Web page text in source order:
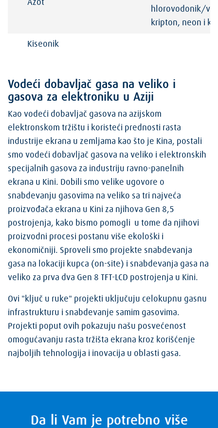
Azot
hlorovodonik/
kripton, neon i
Kiseonik
Vodeći dobavljač gasa na veliko i
gasova za elektroniku u Aziji
Kao vodeći dobavljač gasova na azijskom
elektronskom tržištu i koristeći prednosti rasta
industrije ekrana u zemljama kao što je Kina, postali
smo vodeći dobavljač gasova na veliko i elektronskih
specijalnih gasova za industriju ravno-panelnih
ekrana u Kini. Dobili smo velike ugovore o
snabdevanju gasovima na veliko sa tri najveća
proizvođača ekrana u Kini za njihova Gen 8,5
postrojenja, kako bismo pomogli u tome da njihovi
proizvodni procesi postanu više ekološki i
ekonomičniji. Sproveli smo projekte snabdevanja
gasa na lokaciji kupca (on-site) i snabdevanja gasa na
veliko za prva dva Gen 8 TFT-LCD postrojenja u Kini.
Ovi "ključ u ruke" projekti uključuju celokupnu gasnu
infrastrukturu i snabdevanje samim gasovima.
Projekti poput ovih pokazuju našu posvećenost
omogućavanju rasta tržišta ekrana kroz korišćenje
najboljih tehnologija i inovacija u oblasti gasa.
Da li Vam je potrebno više